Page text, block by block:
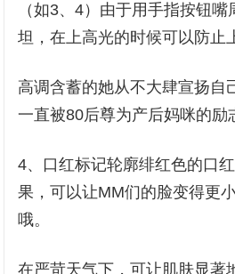
（如3、4）由于用手指按钮
坦，在上高光的时候可以防止
高调含蓄的她从不大肆宣扬自
一直被80后尊为产后妈咪的励
4、口红标记轮廓绯红色的口
果，可以让MM们的脸变得更
哦。
在严苛天气下，可让肌肤显著